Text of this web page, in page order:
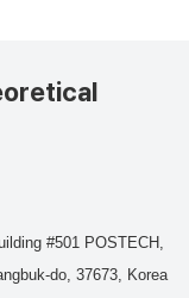
#501 POSTECH,
do, 37673, Korea